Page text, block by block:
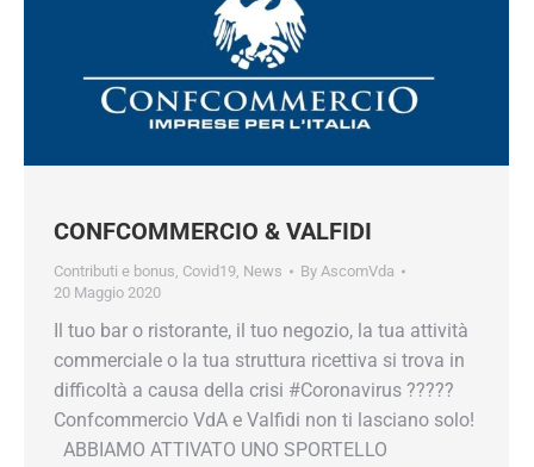
CONFCOMMERCIO & VALFIDI
Contributi e bonus, Covid19, News By AscomVda
20 Maggio 2020
Il tuo bar o ristorante, il tuo negozio, la tua attività
commerciale o la tua struttura ricettiva si trova in
difficoltà a causa della crisi #Coronavirus ?????
Confcommercio VdA e Valfidi non ti lasciano solo!
ABBIAMO ATTIVATO UNO SPORTELLO